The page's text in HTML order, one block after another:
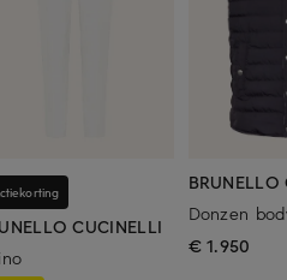
CUCINELLI
BRUNELLO
Donzen
€ 1.950